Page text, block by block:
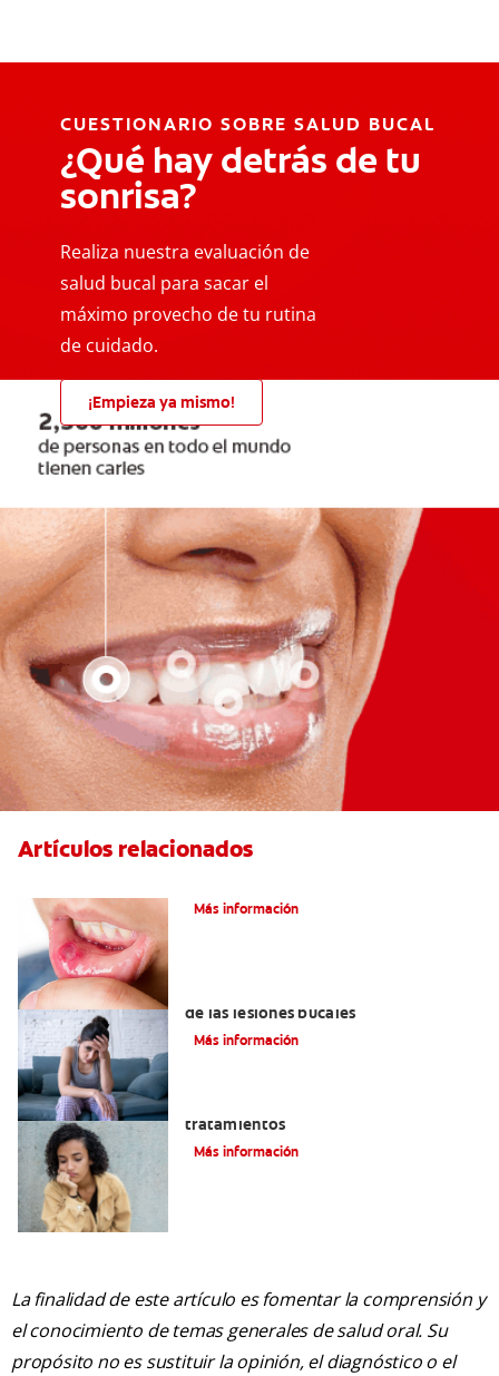
CUESTIONARIO SOBRE SALUD BUCAL
¿Qué hay detrás de tu
sonrisa?
Realiza nuestra evaluación de
salud bucal para sacar el
máximo provecho de tu rutina
de cuidado.
¡Empieza ya mismo!
Artículos relacionados
Más información
de las lesiones bucales
Más información
tratamientos
Más información
La finalidad de este artículo es fomentar la comprensión y
el conocimiento de temas generales de salud oral. Su
propósito no es sustituir la opinión, el diagnóstico o el